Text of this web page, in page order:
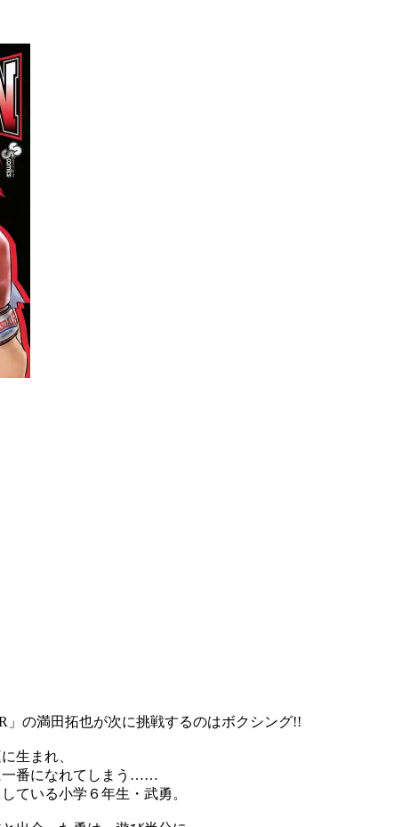
」の満田拓也が次に挑戦するのはボクシング!!
生まれ、
一番になれてしまう……
ている小学６年生・武勇。